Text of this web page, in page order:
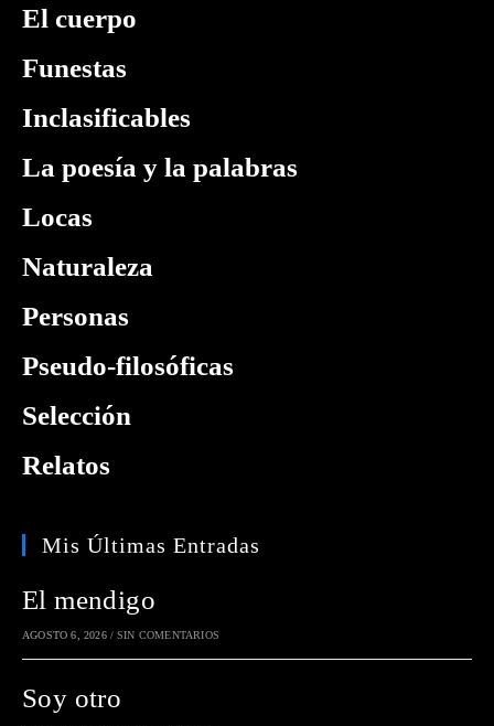
El cuerpo
Funestas
Inclasificables
La poesía y la palabras
Locas
Naturaleza
Personas
Pseudo-filosóficas
Selección
Relatos
Mis Últimas Entradas
El mendigo
AGOSTO 6, 2026 / SIN COMENTARIOS
Soy otro